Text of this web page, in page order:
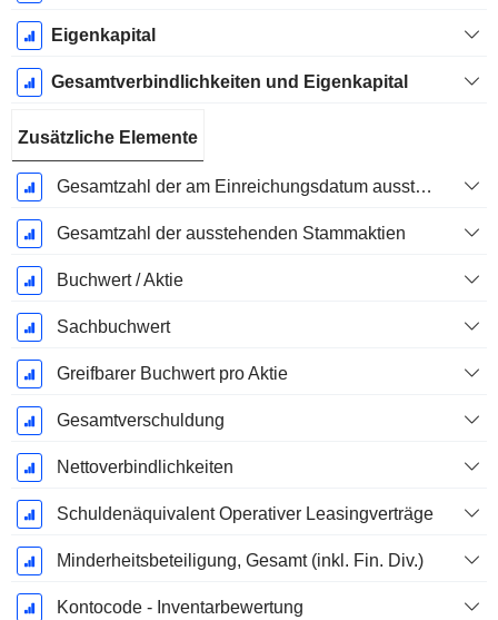
Eigenkapital
Gesamtverbindlichkeiten und Eigenkapital
Zusätzliche Elemente
Gesamtzahl der am Einreichungsdatum ausstehenden Aktien
Gesamtzahl der ausstehenden Stammaktien
Buchwert / Aktie
Sachbuchwert
Greifbarer Buchwert pro Aktie
Gesamtverschuldung
Nettoverbindlichkeiten
Schuldenäquivalent Operativer Leasingverträge
Minderheitsbeteiligung, Gesamt (inkl. Fin. Div.)
Kontocode - Inventarbewertung